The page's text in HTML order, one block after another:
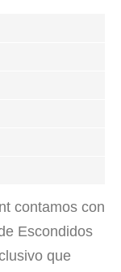
contamos con
Escondidos
que